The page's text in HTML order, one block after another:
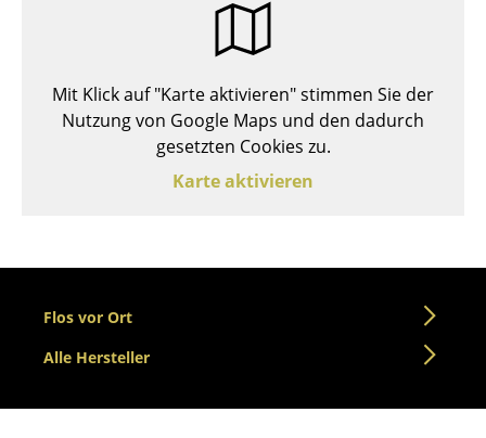
Einzelteile
... alle Sitzmöbel
Mit Klick auf "Karte aktivieren" stimmen Sie der
Nutzung von Google Maps und den dadurch
gesetzten Cookies zu.
Karte aktivieren
Flos vor Ort
Alle Hersteller